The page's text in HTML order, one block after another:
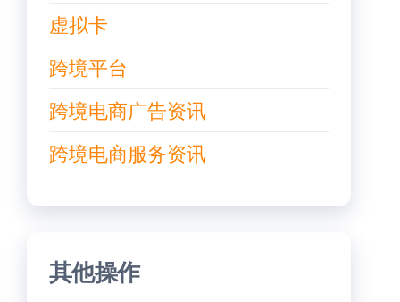
虚拟卡
跨境平台
跨境电商广告资讯
跨境电商服务资讯
其他操作